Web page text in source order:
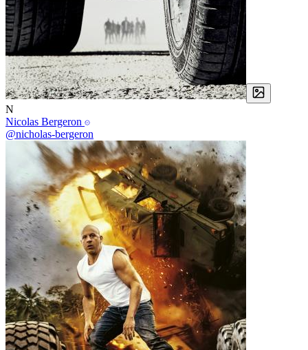
N
Nicolas Bergeron
@nicholas-bergeron